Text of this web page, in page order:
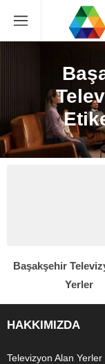
Başakşehir
Yerler
HAKKIMIZDA
Televizyon Alan